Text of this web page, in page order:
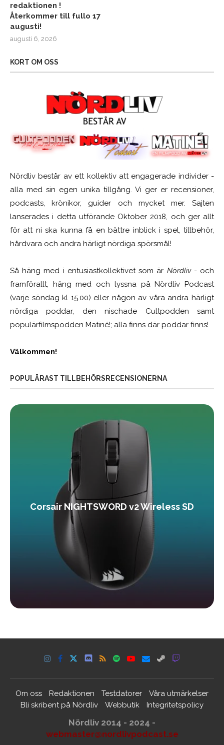
redaktionen !
Återkommer till fullo 17
augusti!
augusti 6, 2026
KORT OM OSS
Nördliv består av ett kollektiv att engagerade individer -
alla med sin egen unika tillgång. Vi ger er recensioner,
podcasts, krönikor, guider och mycket mer. Sajten
lanserades i detta utförande Oktober 2018, och ger allt
för att ni ska kunna få en bättre inblick i spel, tillbehör,
hårdvara och andra härligt nördiga spörsmål!
Så häng med i entusiastkollektivet som är Nördliv- och
framförallt, häng med och lyssna på Nördliv Podcast
(varje söndag kl 15.00) eller någon av våra andra härligt
nördiga poddar, den nischade Cultpodden samt
populärfilmspodden Matiné!; alla finns där poddar finns!
Välkommen!
POPULÄRAST TILLBEHÖRSRECENSIONERNA
Corsair NIGHTSWORD v2 Wireless SD
Om oss Redaktionen Testdatorer
Våra utmärkelser
Bli skribent på Nördliv
Webbutik Integritetspolicy
Nördliv 2014 - 2024 -
webmaster@nordlivpodcast.se